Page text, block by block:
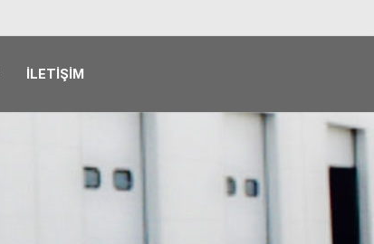
İLETIŞIM